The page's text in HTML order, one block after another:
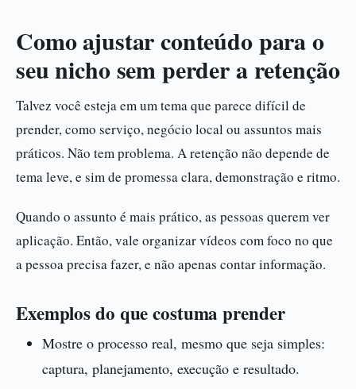
Como ajustar conteúdo para o
seu nicho sem perder a retenção
Talvez você esteja em um tema que parece difícil de
prender, como serviço, negócio local ou assuntos mais
práticos. Não tem problema. A retenção não depende de
tema leve, e sim de promessa clara, demonstração e ritmo.
Quando o assunto é mais prático, as pessoas querem ver
aplicação. Então, vale organizar vídeos com foco no que
a pessoa precisa fazer, e não apenas contar informação.
Exemplos do que costuma prender
Mostre o processo real, mesmo que seja simples:
captura, planejamento, execução e resultado.